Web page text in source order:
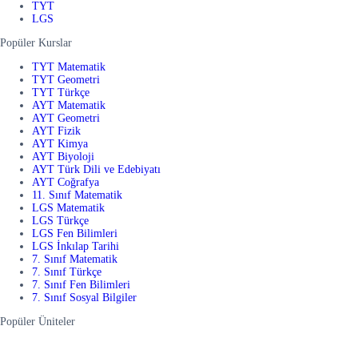
TYT
LGS
Popüler Kurslar
TYT Matematik
TYT Geometri
TYT Türkçe
AYT Matematik
AYT Geometri
AYT Fizik
AYT Kimya
AYT Biyoloji
AYT Türk Dili ve Edebiyatı
AYT Coğrafya
11. Sınıf Matematik
LGS Matematik
LGS Türkçe
LGS Fen Bilimleri
LGS İnkılap Tarihi
7. Sınıf Matematik
7. Sınıf Türkçe
7. Sınıf Fen Bilimleri
7. Sınıf Sosyal Bilgiler
Popüler Üniteler